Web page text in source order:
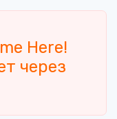
Here!
через